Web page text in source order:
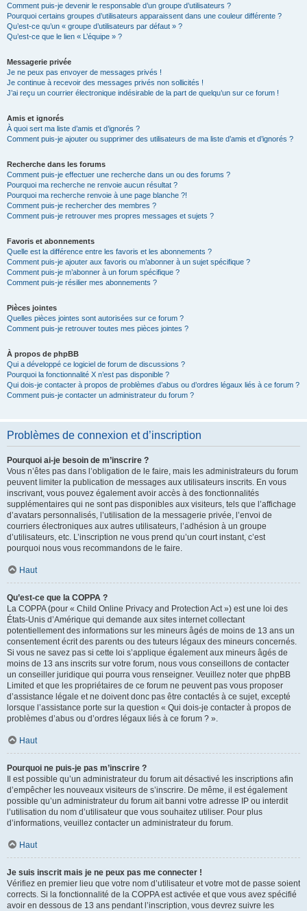
Comment puis-je devenir le responsable d’un groupe d’utilisateurs ?
Pourquoi certains groupes d’utilisateurs apparaissent dans une couleur différente ?
Qu’est-ce qu’un « groupe d’utilisateurs par défaut » ?
Qu’est-ce que le lien « L’équipe » ?
Messagerie privée
Je ne peux pas envoyer de messages privés !
Je continue à recevoir des messages privés non sollicités !
J’ai reçu un courrier électronique indésirable de la part de quelqu’un sur ce forum !
Amis et ignorés
À quoi sert ma liste d’amis et d’ignorés ?
Comment puis-je ajouter ou supprimer des utilisateurs de ma liste d’amis et d’ignorés ?
Recherche dans les forums
Comment puis-je effectuer une recherche dans un ou des forums ?
Pourquoi ma recherche ne renvoie aucun résultat ?
Pourquoi ma recherche renvoie à une page blanche ?!
Comment puis-je rechercher des membres ?
Comment puis-je retrouver mes propres messages et sujets ?
Favoris et abonnements
Quelle est la différence entre les favoris et les abonnements ?
Comment puis-je ajouter aux favoris ou m’abonner à un sujet spécifique ?
Comment puis-je m’abonner à un forum spécifique ?
Comment puis-je résilier mes abonnements ?
Pièces jointes
Quelles pièces jointes sont autorisées sur ce forum ?
Comment puis-je retrouver toutes mes pièces jointes ?
À propos de phpBB
Qui a développé ce logiciel de forum de discussions ?
Pourquoi la fonctionnalité X n’est pas disponible ?
Qui dois-je contacter à propos de problèmes d’abus ou d’ordres légaux liés à ce forum ?
Comment puis-je contacter un administrateur du forum ?
Problèmes de connexion et d’inscription
Pourquoi ai-je besoin de m’inscrire ?
Vous n’êtes pas dans l’obligation de le faire, mais les administrateurs du forum
peuvent limiter la publication de messages aux utilisateurs inscrits. En vous
inscrivant, vous pouvez également avoir accès à des fonctionnalités
supplémentaires qui ne sont pas disponibles aux visiteurs, tels que l’affichage
d’avatars personnalisés, l’utilisation de la messagerie privée, l’envoi de
courriers électroniques aux autres utilisateurs, l’adhésion à un groupe
d’utilisateurs, etc. L’inscription ne vous prend qu’un court instant, c’est
pourquoi nous vous recommandons de le faire.
Haut
Qu’est-ce que la COPPA ?
La COPPA (pour « Child Online Privacy and Protection Act ») est une loi des
États-Unis d’Amérique qui demande aux sites internet collectant
potentiellement des informations sur les mineurs âgés de moins de 13 ans un
consentement écrit des parents ou des tuteurs légaux des mineurs concernés.
Si vous ne savez pas si cette loi s’applique également aux mineurs âgés de
moins de 13 ans inscrits sur votre forum, nous vous conseillons de contacter
un conseiller juridique qui pourra vous renseigner. Veuillez noter que phpBB
Limited et que les propriétaires de ce forum ne peuvent pas vous proposer
d’assistance légale et ne doivent donc pas être contactés à ce sujet, excepté
lorsque l’assistance porte sur la question « Qui dois-je contacter à propos de
problèmes d’abus ou d’ordres légaux liés à ce forum ? ».
Haut
Pourquoi ne puis-je pas m’inscrire ?
Il est possible qu’un administrateur du forum ait désactivé les inscriptions afin
d’empêcher les nouveaux visiteurs de s’inscrire. De même, il est également
possible qu’un administrateur du forum ait banni votre adresse IP ou interdit
l’utilisation du nom d’utilisateur que vous souhaitez utiliser. Pour plus
d’informations, veuillez contacter un administrateur du forum.
Haut
Je suis inscrit mais je ne peux pas me connecter !
Vérifiez en premier lieu que votre nom d’utilisateur et votre mot de passe soient
corrects. Si la fonctionnalité de la COPPA est activée et que vous avez spécifié
avoir en dessous de 13 ans pendant l’inscription, vous devrez suivre les